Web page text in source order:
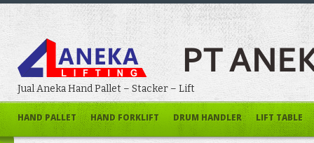
Jual Aneka Hand Pallet – Stacker – Lift
HAND PALLET HAND FORKLIFT DRUM HANDLER LIFT TABLE